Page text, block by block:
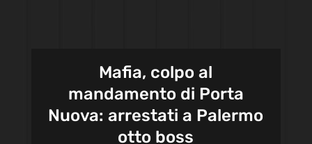
Mafia, colpo al
mandamento di Porta
Nuova: arrestati a Palermo
otto boss